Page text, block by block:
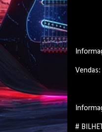
Vendas:
#